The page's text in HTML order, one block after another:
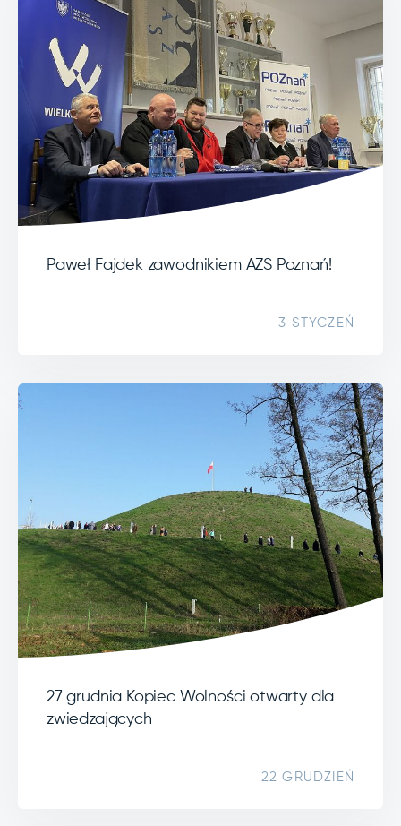
Paweł Fajdek zawodnikiem AZS Poznań!
3 STYCZEŃ
27 grudnia Kopiec Wolności otwarty dla
zwiedzających
22 GRUDZIEŃ